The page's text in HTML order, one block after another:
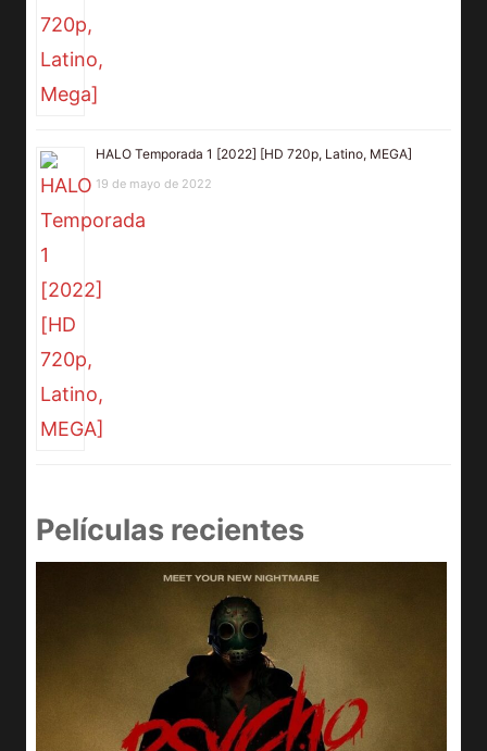
HALO Temporada 1 [2022] [HD 720p, Latino, MEGA]
19 de mayo de 2022
Películas recientes